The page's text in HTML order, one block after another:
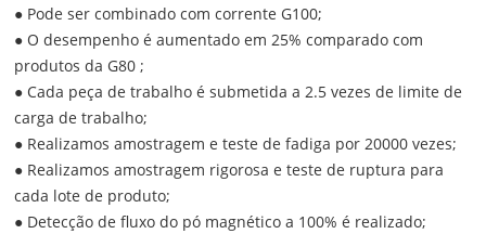
● Pode ser combinado com corrente G100;
● O desempenho é aumentado em 25% comparado com
produtos da G80 ;
● Cada peça de trabalho é submetida a 2.5 vezes de limite de
carga de trabalho;
● Realizamos amostragem e teste de fadiga por 20000 vezes;
● Realizamos amostragem rigorosa e teste de ruptura para
cada lote de produto;
● Detecção de fluxo do pó magnético a 100% é realizado;